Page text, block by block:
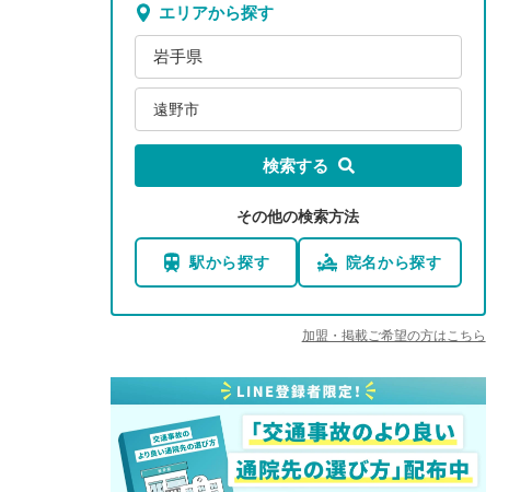
エリアから探す
岩手県
遠野市
検索する
その他の検索方法
駅から探す 院名から探す
加盟・掲載ご希望の方はこちら